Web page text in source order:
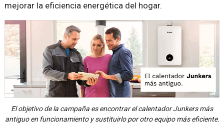
mejorar la eficiencia energética del hogar.
El objetivo de la campaña es encontrar el calentador Junkers más
antiguo en funcionamiento y sustituirlo por otro equipo más eficiente.